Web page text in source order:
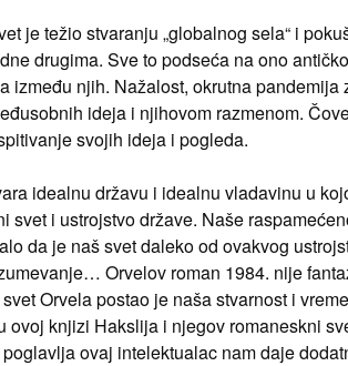
je težio stvaranju „globalnog sela“ i
drugima. Sve to podseća na ono
između njih. Nažalost, okrutna
ideja i njihovom razmenom.
svojih ideja i pogleda.
idealnu državu i idealnu vladavinu u
svet i ustrojstvo države. Naše
da je naš svet daleko od ovakvog
Orvelov roman 1984. nije
Orvela postao je naša stvarnost i
ovoj knjizi Hakslija i njegov romaneskni
ovaj intelektualac nam daje